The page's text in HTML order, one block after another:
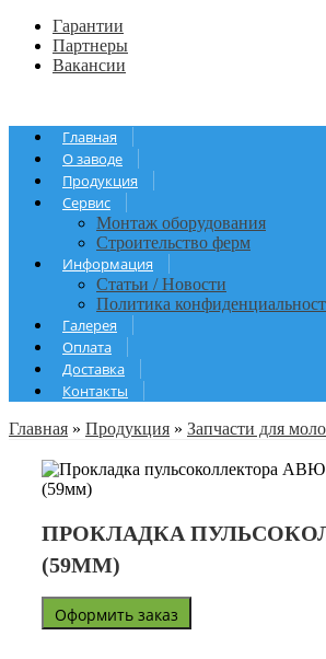
Гарантии
Партнеры
Вакансии
Главная
О заводе
Продукция
Сервис
Монтаж оборудования
Строительство ферм
Информация
Статьи / Новости
Политика
Галерея
Оплата
Доставка
Контакты
Главная » Продукция » Запчасти для
ПРОКЛАДКА
(59ММ)
Оформить заказ